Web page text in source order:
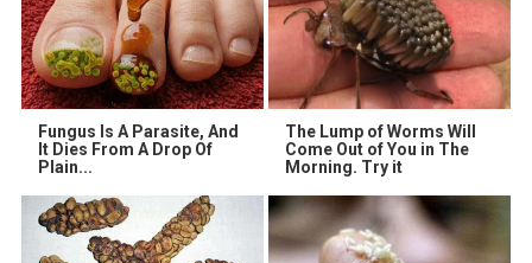
Fungus Is A Parasite, And
It Dies From A Drop Of
Plain...
The Lump of Worms Will
Come Out of You in The
Morning. Try it